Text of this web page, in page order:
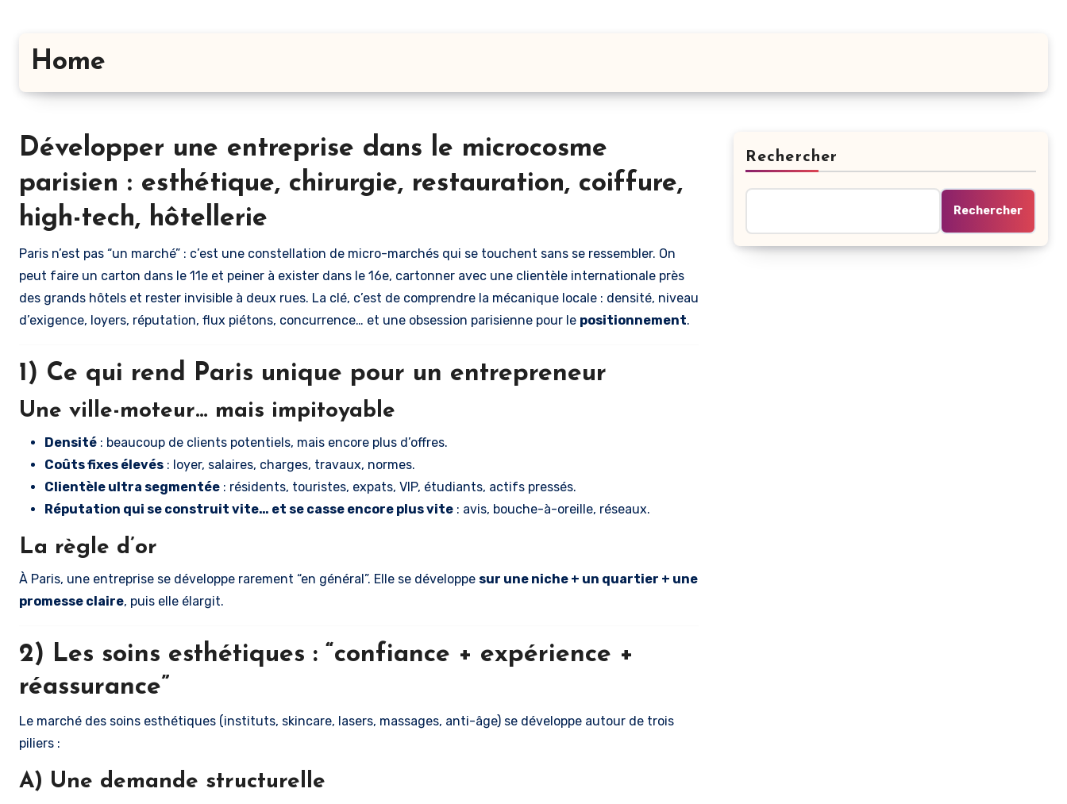
Home
Développer une entreprise dans le microcosme
parisien : esthétique, chirurgie, restauration, coiffure,
high-tech, hôtellerie
Paris n’est pas “un marché” : c’est une constellation de micro-marchés qui se touchent sans se ressembler. On
peut faire un carton dans le 11e et peiner à exister dans le 16e, cartonner avec une clientèle internationale près
des grands hôtels et rester invisible à deux rues. La clé, c’est de comprendre la mécanique locale : densité, niveau
d’exigence, loyers, réputation, flux piétons, concurrence… et une obsession parisienne pour le positionnement.
1) Ce qui rend Paris unique pour un entrepreneur
Une ville-moteur… mais impitoyable
Densité : beaucoup de clients potentiels, mais encore plus d’offres.
Coûts fixes élevés : loyer, salaires, charges, travaux, normes.
Clientèle ultra segmentée : résidents, touristes, expats, VIP, étudiants, actifs pressés.
Réputation qui se construit vite… et se casse encore plus vite : avis, bouche-à-oreille, réseaux.
La règle d’or
À Paris, une entreprise se développe rarement “en général”. Elle se développe sur une niche + un quartier + une
promesse claire, puis elle élargit.
2) Les soins esthétiques : “confiance + expérience +
réassurance”
Le marché des soins esthétiques (instituts, skincare, lasers, massages, anti-âge) se développe autour de trois
piliers :
A) Une demande structurelle
Rechercher
Rechercher